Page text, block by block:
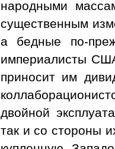
народными
существенным
а бедные по-
империалисты
приносит им
двойной
так и со стороны